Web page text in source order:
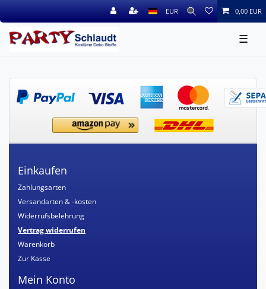
EUR 0,00 EUR
☰
Einkaufen
Zahlungsarten
Versandarten & -kosten
Widerrufsbelehrung
Vertrag widerrufen
Warenkorb
Zur Kasse
Mein Konto